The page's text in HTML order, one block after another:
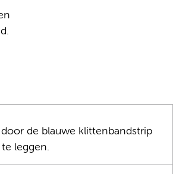
de blauwe klittenbandstrip
leggen.